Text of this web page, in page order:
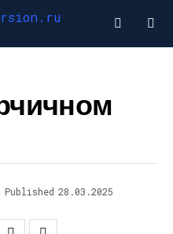
Published 28.03.2025